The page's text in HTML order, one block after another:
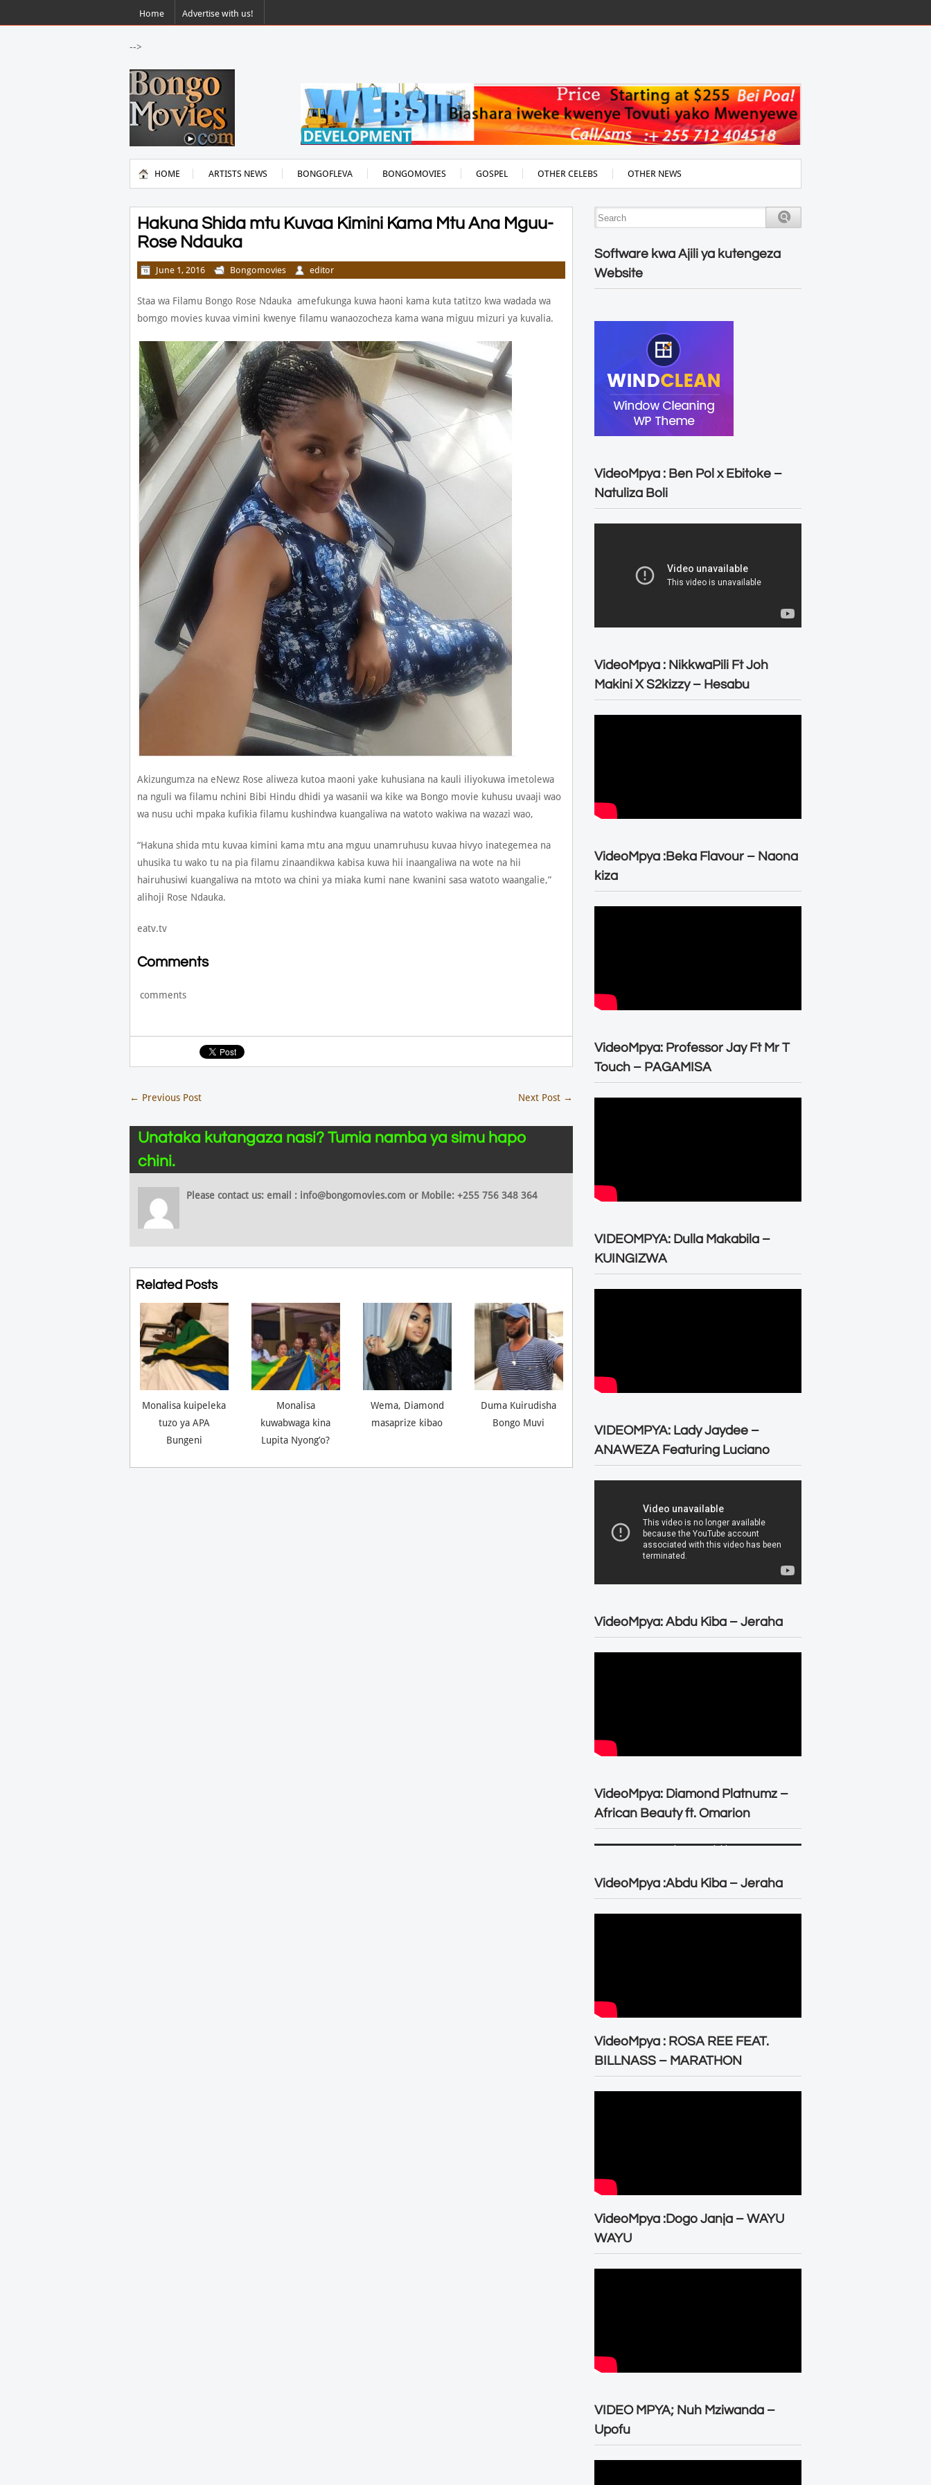
Home Advertise with us!
-->
HOME ARTISTS NEWS BONGOFLEVA BONGOMOVIES GOSPEL OTHER CELEBS OTHER NEWS
Hakuna Shida mtu Kuvaa Kimini Kama Mtu Ana Mguu-
Rose Ndauka
June 1, 2016 Bongomovies editor
Staa wa Filamu Bongo Rose Ndauka amefukunga kuwa haoni kama kuta tatitzo kwa wadada wa
bomgo movies kuvaa vimini kwenye filamu wanaozocheza kama wana miguu mizuri ya kuvalia.
Akizungumza na eNewz Rose aliweza kutoa maoni yake kuhusiana na kauli iliyokuwa imetolewa
na nguli wa filamu nchini Bibi Hindu dhidi ya wasanii wa kike wa Bongo movie kuhusu uvaaji wao
wa nusu uchi mpaka kufikia filamu kushindwa kuangaliwa na watoto wakiwa na wazazi wao,
“Hakuna shida mtu kuvaa kimini kama mtu ana mguu unamruhusu kuvaa hivyo inategemea na
uhusika tu wako tu na pia filamu zinaandikwa kabisa kuwa hii inaangaliwa na wote na hii
hairuhusiwi kuangaliwa na mtoto wa chini ya miaka kumi nane kwanini sasa watoto waangalie,”
alihoji Rose Ndauka.
eatv.tv
Comments
comments
← Previous Post Next Post →
Unataka kutangaza nasi? Tumia namba ya simu hapo
chini.
Please contact us: email : info@bongomovies.com or Mobile: +255 756 348 364
Related Posts
Monalisa kuipeleka
tuzo ya APA
Bungeni
Monalisa
kuwabwaga kina
Lupita Nyong’o?
Wema, Diamond
masaprize kibao
Duma Kuirudisha
Bongo Muvi
Software kwa Ajili ya kutengeza
Website
VideoMpya : Ben Pol x Ebitoke –
Natuliza Boli
VideoMpya : NikkwaPili Ft Joh
Makini X S2kizzy – Hesabu
VideoMpya :Beka Flavour – Naona
kiza
VideoMpya: Professor Jay Ft Mr T
Touch – PAGAMISA
VIDEOMPYA: Dulla Makabila –
KUINGIZWA
VIDEOMPYA: Lady Jaydee –
ANAWEZA Featuring Luciano
VideoMpya: Abdu Kiba – Jeraha
VideoMpya: Diamond Platnumz –
African Beauty ft. Omarion
VideoMpya :Abdu Kiba – Jeraha
VideoMpya : ROSA REE FEAT.
BILLNASS – MARATHON
VideoMpya :Dogo Janja – WAYU
WAYU
VIDEO MPYA; Nuh Mziwanda –
Upofu